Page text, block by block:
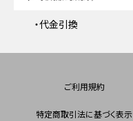
・代金引換
ご利用規約
特定商取引法に基づく表示